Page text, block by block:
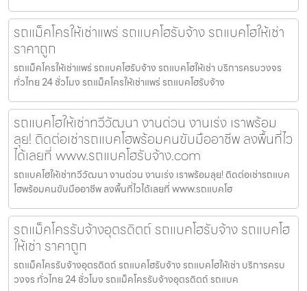
รถแม็คโครให้เช่าแพร่ รถแบคโฮรับจ้าง รถแบคโฮให้เช่า
ราคาถูก
รถแม็คโครให้เช่าแพร่ รถแบคโฮรับจ้าง รถแบคโฮให้เช่า บริการครบวงจร
ทั่วไทย 24 ชั่วโมง รถแม็คโครให้เช่าแพร่ รถแบคโฮรับจ้าง
รถแบคโฮให้เช่าทวีวัฒนา งานด่วน งานเร่ง เราพร้อม
ลุย! ติดต่อเช่ารถแบคโฮพร้อมคนขับมืออาชีพ ลงพื้นที่ไว
ได้เลยที่ www.รถแบคโฮรับจ้าง.com
รถแบคโฮให้เช่าทวีวัฒนา งานด่วน งานเร่ง เราพร้อมลุย! ติดต่อเช่ารถแบค
โฮพร้อมคนขับมืออาชีพ ลงพื้นที่ไวได้เลยที่ www.รถแบคโฮ
รถแม็คโครรับจ้างอุตรดิตถ์ รถแบคโฮรับจ้าง รถแบคโฮ
ให้เช่า ราคาถูก
รถแม็คโครรับจ้างอุตรดิตถ์ รถแบคโฮรับจ้าง รถแบคโฮให้เช่า บริการครบ
วงจร ทั่วไทย 24 ชั่วโมง รถแม็คโครรับจ้างอุตรดิตถ์ รถแบค